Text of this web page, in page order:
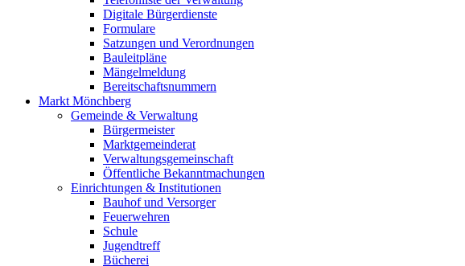
Digitale Bürgerdienste
Formulare
Satzungen und Verordnungen
Bauleitpläne
Mängelmeldung
Bereitschaftsnummern
Markt Mönchberg
Gemeinde & Verwaltung
Bürgermeister
Marktgemeinderat
Verwaltungsgemeinschaft
Öffentliche Bekanntmachungen
Einrichtungen & Institutionen
Bauhof und Versorger
Feuerwehren
Schule
Jugendtreff
Bücherei